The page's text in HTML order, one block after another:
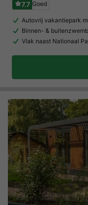
7.7 Goed
Autovrij vakantiepark
Binnen- &
Vlak naast Nationaal